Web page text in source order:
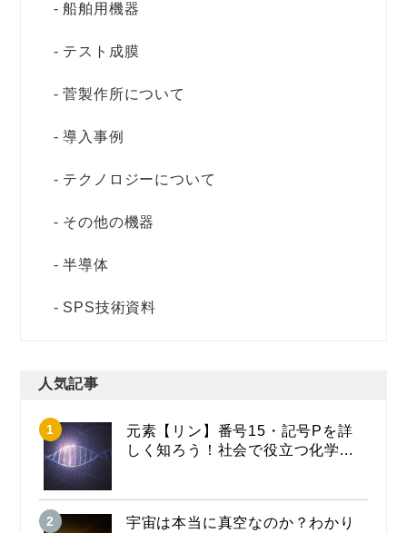
船舶用機器
テスト成膜
菅製作所について
導入事例
テクノロジーについて
その他の機器
半導体
SPS技術資料
人気記事
元素【リン】番号15・記号Pを詳
しく知ろう！社会で役立つ化学...
宇宙は本当に真空なのか？わかり